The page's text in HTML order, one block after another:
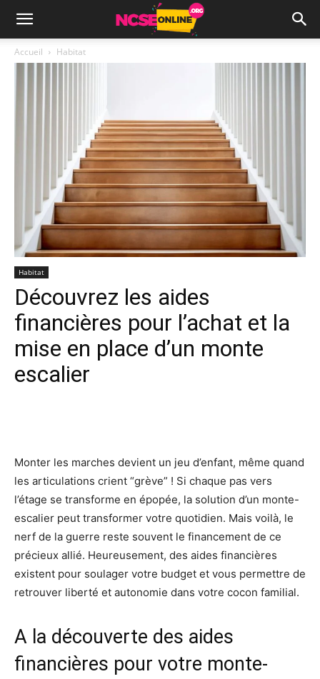
Accueil Habitat
Habitat
Découvrez les aides
financières pour l’achat et la
mise en place d’un monte
escalier
Monter les marches devient un jeu d’enfant, même quand
les articulations crient “grève” ! Si chaque pas vers
l’étage se transforme en épopée, la solution d’un monte-
escalier peut transformer votre quotidien. Mais voilà, le
nerf de la guerre reste souvent le financement de ce
précieux allié. Heureusement, des aides financières
existent pour soulager votre budget et vous permettre de
retrouver liberté et autonomie dans votre cocon familial.
A la découverte des aides
financières pour votre monte-